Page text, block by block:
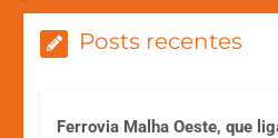
Posts recentes
Ferrovia Malha Oeste, que